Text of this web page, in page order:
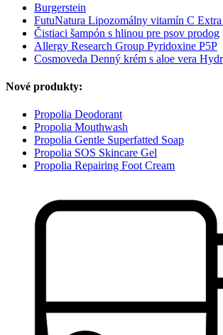
Burgerstein
FutuNatura Lipozomálny vitamín C
Čistiaci šampón s hlinou pre psov prodog
Allergy Research Group Pyridoxine P5P
Cosmoveda Denný krém s aloe vera
Nové produkty:
Propolia Deodorant
Propolia Mouthwash
Propolia Gentle Superfatted Soap
Propolia SOS Skincare Gel
Propolia Repairing Foot Cream